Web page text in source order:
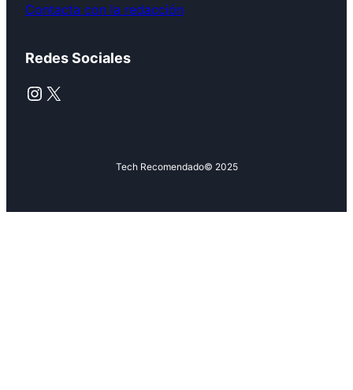
Contacta con la redacción
Redes Sociales
Instagram X
Tech Recomendado© 2025